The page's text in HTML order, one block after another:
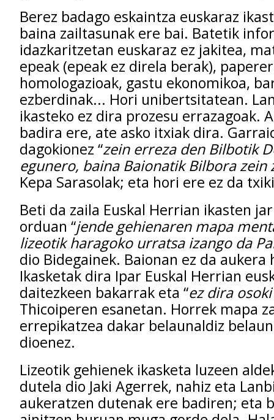
Berez badago eskaintza euskaraz
baina zailtasunak ere bai. Batetik
idazkaritzetan euskaraz ez jakitea,
epeak (epeak ez direla berak),
homologazioak, gastu ekonomikoa,
ezberdinak... Hori unibertsitatean.
ikasteko ez dira prozesu errazagoak.
badira ere, ate asko itxiak dira.
dagokionez “zein erreza den Bilbotik
egunero, baina Baionatik Bilbora zein
Kepa Sarasolak; eta hori ere ez da
Beti da zaila Euskal Herrian ikasten
orduan “jende gehienaren mapa
lizeotik haragoko urratsa izango da
dio Bidegainek. Baionan ez da aukera
Ikasketak dira Ipar Euskal Herrian
daitezkeen bakarrak eta “ez dira
Thicoiperen esanetan. Horrek mapa
errepikatzea dakar belaunaldiz
dioenez.
Lizeotik gehienek ikasketa luzeen
dutela dio Jaki Agerrek, nahiz eta
aukeratzen dutenak ere badiren; eta